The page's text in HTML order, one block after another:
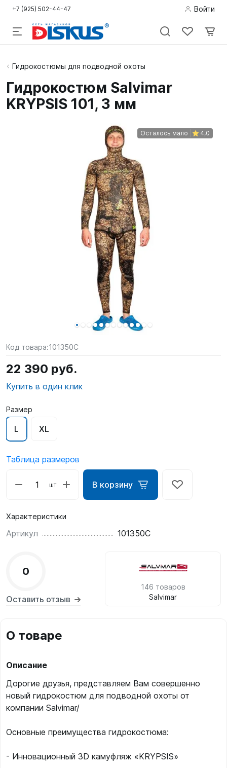
+7 (925) 502-44-47 Войти
Подводная
Дайвинг
Акции
Гидрокостюмы для подводной охоты
Гидрокостюм Salvimar
KRYPSIS 101, 3 мм
Осталось мало 4,0
Код товара:101350C
22 390 руб.
Купить в один клик
Размер
L XL
Таблица размеров
шт В корзину
Характеристики
Артикул 101350C
0
Оставить отзыв
146 товаров
Salvimar
О товаре
Описание
Дорогие друзья, представляем Вам совершенно
новый гидрокостюм для подводной охоты от
компании Salvimar/
Основные преимущества гидрокостюма:
- Инновационный 3D камуфляж «KRYPSIS»